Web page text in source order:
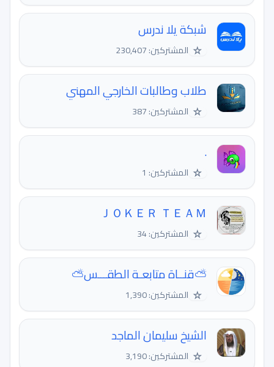
شبكة يلا ندرس
☆ المشتركين: 230,407
طلاب وطالبات الخارجي المهني
☆ المشتركين: 387
.
☆ المشتركين: 1
ＪＯＫＥＲ ＴＥＡＭ
☆ المشتركين: 34
⛅️قنــاة متابعـة الطقـــس⛅️
☆ المشتركين: 1,390
الشيخ سليمان الماجد
☆ المشتركين: 3,190